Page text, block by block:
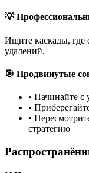
💡
Ищите каскады, где
удалений.
🎯 Продвинутые
• Начинайте с
•
•
стратегию